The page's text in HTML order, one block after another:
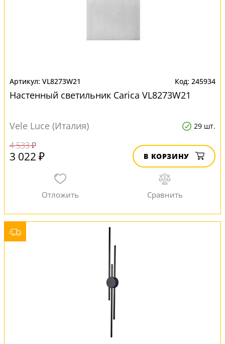
VL8273W21 245934
Настенный светильник Сarica VL8273W21
Vele Luce (Италия) 29 шт.
4 533 ₽
3 022 ₽ В КОРЗИНУ